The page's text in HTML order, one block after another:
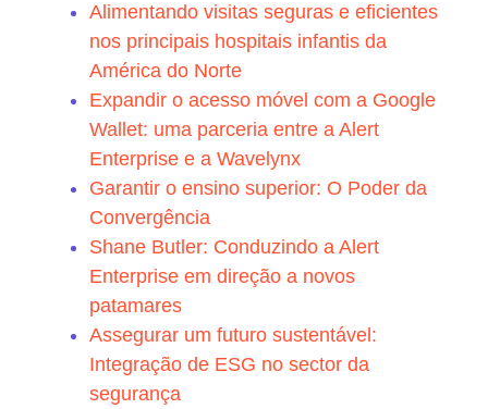
Alimentando visitas seguras e eficientes
nos principais hospitais infantis da
América do Norte
Expandir o acesso móvel com a Google
Wallet: uma parceria entre a Alert
Enterprise e a Wavelynx
Garantir o ensino superior: O Poder da
Convergência
Shane Butler: Conduzindo a Alert
Enterprise em direção a novos
patamares
Assegurar um futuro sustentável:
Integração de ESG no sector da
segurança